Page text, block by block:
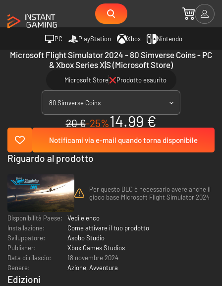
PC PlayStation Xbox Nintendo
Microsoft Flight Simulator 2024 - 80 Simverse Coins - PC
& Xbox Series X|S (Microsoft Store)
Microsoft Store Prodotto esaurito
80 Simverse Coins
20 €-25%14.99 €
Notificami via e-mail quando torna disponibile
Riguardo al prodotto
Per questo DLC è necessario avere anche il
gioco base Microsoft Flight Simulator 2024
Disponibilità Paese:
Vedi elenco
Installazione:
Come attivare il tuo prodotto
Sviluppatore:
Asobo Studio
Publisher:
Xbox Games Studios
Data di rilascio:
18 novembre 2024
Genere:
Azione, Avventura
Edizioni